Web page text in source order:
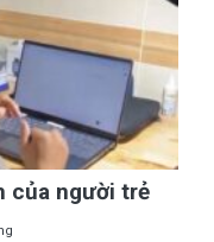
của người trẻ